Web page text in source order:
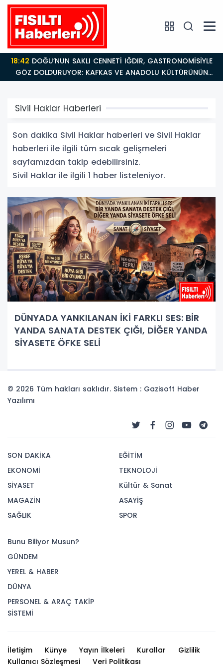
18:42
GÖZ DOLDURUYOR: KAFKAS VE ANADOLU KÜLTÜRÜNÜN
BULUŞMA NOKTASI
Sivil Haklar Haberleri
Son dakika Sivil Haklar haberleri ve Sivil Haklar
haberleri ile ilgili tüm sıcak gelişmeleri
sayfamızdan takip edebilirsiniz.
Sivil Haklar ile ilgili 1 haber listeleniyor.
DÜNYADA YANKILANAN İKİ FARKLI SES: BİR
YANDA SANATA DESTEK ÇIĞI, DİĞER YANDA
SİYASETE ÖFKE SELİ
© 2026 Tüm hakları saklıdır. Sistem : Gazisoft Haber
Yazılımı
SON DAKİKA
EKONOMİ
SİYASET
MAGAZİN
SAĞLIK
EĞİTİM
TEKNOLOJİ
Kültür & Sanat
ASAYİŞ
SPOR
Bunu Biliyor Musun?
GÜNDEM
YEREL & HABER
DÜNYA
PERSONEL & ARAÇ TAKİP
SİSTEMİ
İletişim Künye Yayın İlkeleri Kurallar
Gizlilik
Kullanıcı Sözleşmesi
Veri Politikası